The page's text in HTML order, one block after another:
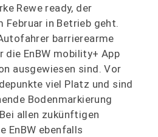
Rewe ready, der
Februar in Betrieb geht.
barrierearme
die EnBW mobility+ App
ausgewiesen sind. Vor
viel Platz und sind
Bodenmarkierung
allen zukünftigen
EnBW ebenfalls